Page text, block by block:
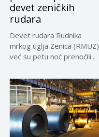
devet zeničkih
rudara
Devet rudara Rudnika
mrkog uglja Zenica (RMUZ)
već su petu noć prenoćili...